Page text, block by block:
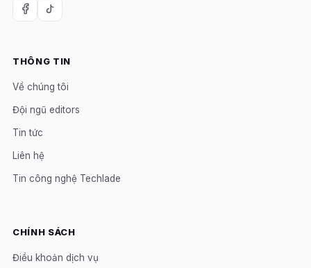
THÔNG TIN
Về chúng tôi
Đội ngũ editors
Tin tức
Liên hệ
Tin công nghệ Techlade
CHÍNH SÁCH
Điều khoản dịch vụ